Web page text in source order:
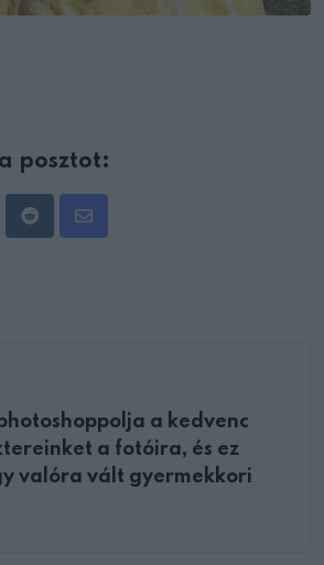
posztot:
RedditShare
a kedvenc
a fotóira, és ez
valóra vált gyermekkori